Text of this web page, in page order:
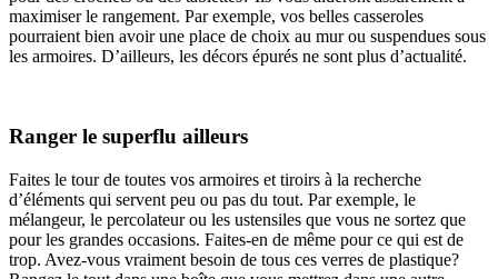
maximiser le rangement. Par exemple, vos belles casseroles
pourraient bien avoir une place de choix au mur ou suspendues sous
les armoires. D’ailleurs, les décors épurés ne sont plus d’actualité.
Ranger le superflu ailleurs
Faites le tour de toutes vos armoires et tiroirs à la recherche
d’éléments qui servent peu ou pas du tout. Par exemple, le
mélangeur, le percolateur ou les ustensiles que vous ne sortez que
pour les grandes occasions. Faites-en de même pour ce qui est de
trop. Avez-vous vraiment besoin de tous ces verres de plastique?